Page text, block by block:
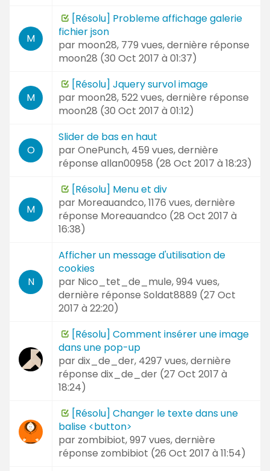
M
[Résolu] Probleme affichage galerie
fichier json
par moon28, 779 vues, dernière réponse
moon28 (30 Oct 2017 à 01:37)
M
[Résolu] Jquery survol image
par moon28, 522 vues, dernière réponse
moon28 (30 Oct 2017 à 01:12)
O
Slider de bas en haut
parOnePunch, 459 vues, dernière
réponse allan00958 (28 Oct 2017 à 18:23)
M
[Résolu] Menu et div
par Moreauandco, 1176 vues, dernière
réponse Moreauandco (28 Oct 2017 à
16:38)
N
Afficher un message d'utilisation de
cookies
par Nico_tet_de_mule, 994 vues,
dernière réponse Soldat8889 (27 Oct
2017 à 22:20)
[Résolu] Comment insérer une image
dans une pop-up
pardix_de_der, 4297 vues, dernière
réponse dix_de_der (27 Oct 2017 à
18:24)
[Résolu] Changer le texte dans une
balise <button>
par zombibiot, 997 vues, dernière
réponse zombibiot (26 Oct 2017 à 11:54)